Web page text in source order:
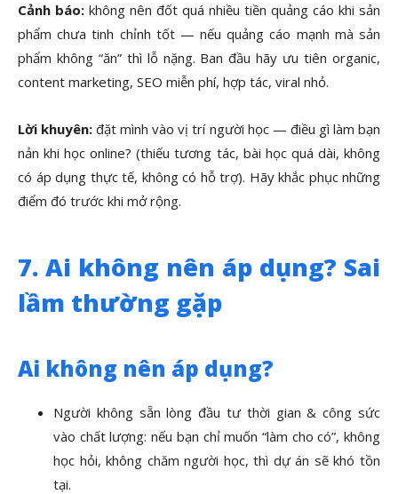
Cảnh báo: không nên đốt quá nhiều tiền quảng cáo khi sản
phẩm chưa tinh chỉnh tốt — nếu quảng cáo mạnh mà sản
phẩm không “ăn” thì lỗ nặng. Ban đầu hãy ưu tiên organic,
content marketing, SEO miễn phí, hợp tác, viral nhỏ.
Lời khuyên: đặt mình vào vị trí người học — điều gì làm bạn
nản khi học online? (thiếu tương tác, bài học quá dài, không
có áp dụng thực tế, không có hỗ trợ). Hãy khắc phục những
điểm đó trước khi mở rộng.
7. Ai không nên áp dụng? Sai
lầm thường gặp
Ai không nên áp dụng?
Người không sẵn lòng đầu tư thời gian & công sức
vào chất lượng: nếu bạn chỉ muốn “làm cho có”, không
học hỏi, không chăm người học, thì dự án sẽ khó tồn
tại.